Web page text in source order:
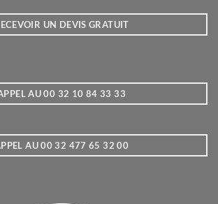
UN DEVIS GRATUIT
AU 00 32 10 84 33 33
AU 00 32 477 65 32 00